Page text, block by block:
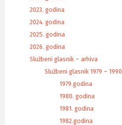
2023. godina
2024. godina
2025. godina
2026. godina
Službeni glasnik – arhiva
Službeni glasnik 1979 – 1990
1979.godina
1980. godina
1981. godina
1982.godina